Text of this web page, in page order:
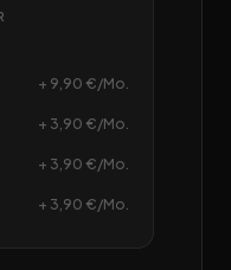
+ 9,90 €/Mo.
+ 3,90 €/Mo.
+ 3,90 €/Mo.
+ 3,90 €/Mo.